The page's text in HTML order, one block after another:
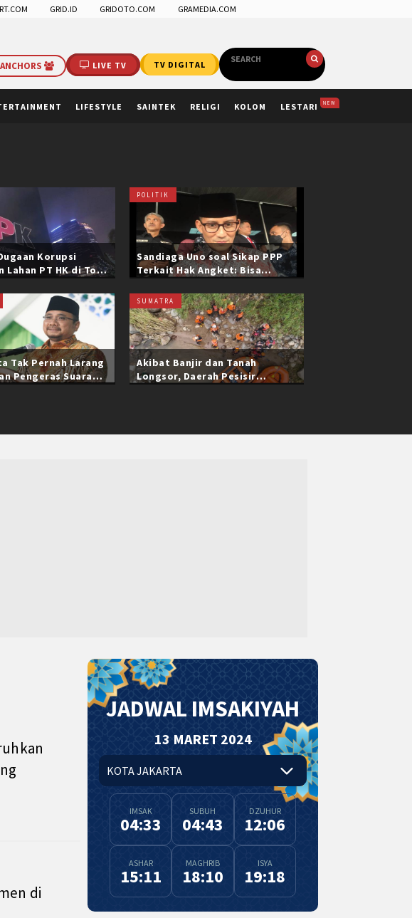
GRID.ID GRIDOTO.COM
GRAMEDIA.COM
LIVE TV TV DIGITAL
LIFESTYLE SAINTEK RELIGI KOLOM LESTARI NEW
Korupsi
Lahan PT HK di Tol
POLITIK
Sandiaga Uno soal Sikap PPP
Terkait Hak Angket: Bisa
Tak Pernah Larang
Pengeras Suara
SUMATRA
Akibat Banjir dan Tanah
Longsor, Daerah Pesisir
di
JADWAL IMSAKIYAH
13 MARET 2024
IMSAK
04:33
SUBUH
04:43
DZUHUR
12:06
ASHAR
15:11
MAGHRIB
18:10
ISYA
19:18